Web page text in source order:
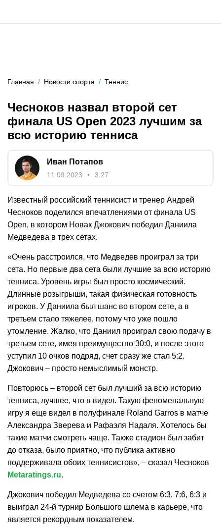
Главная Новости спорта Теннис
Чесноков назвал второй сет
финала US Open 2023 лучшим за
всю историю тенниса
Иван Потапов
11.09.2023 3:27
Известный российский теннисист и тренер Андрей
Чесноков поделился впечатлениями от финала US
Open, в котором Новак Джокович победил Даниила
Медведева в трех сетах.
«Очень расстроился, что Медведев проиграл за три
сета. Но первые два сета были лучшие за всю историю
тенниса. Уровень игры был просто космический.
Длинные розыгрыши, такая физическая готовность
игроков. У Даниила был шанс во втором сете, а в
третьем стало тяжелее, потому что уже пошло
утомление. Жалко, что Даниил проиграл свою подачу в
третьем сете, имея преимущество 30:0, и после этого
уступил 10 очков подряд, счет сразу же стал 5:2.
Джокович – просто немыслимый монстр.
Повторюсь – второй сет был лучший за всю историю
тенниса, лучшее, что я видел. Такую феноменальную
игру я еще видел в полуфинале Roland Garros в матче
Александра Зверева и Рафаэля Надаля. Хотелось бы
такие матчи смотреть чаще. Также стадион был забит
до отказа, было приятно, что публика активно
поддерживала обоих теннисистов», – сказал Чесноков
Metaratings.ru.
Джокович победил Медведева со счетом 6:3, 7:6, 6:3 и
выиграл 24-й турнир Большого шлема в карьере, что
является рекордным показателем.